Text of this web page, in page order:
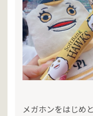
メガホンをはじめ